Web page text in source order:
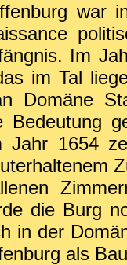
war
Im
im Tal
Domäne
Bedeutung
Jahr 1654
die Burg
in der
als